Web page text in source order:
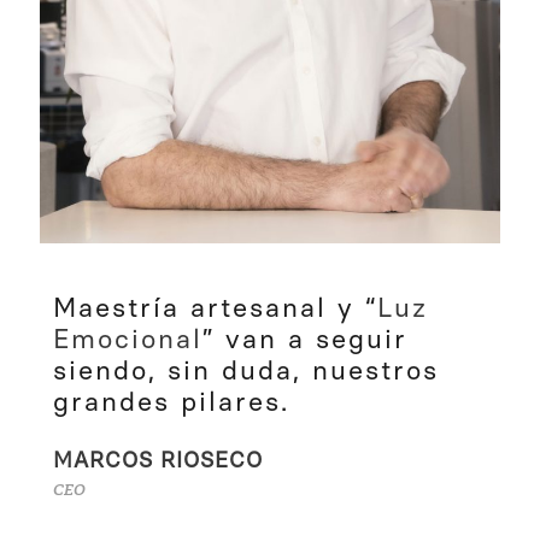
Maestría artesanal y “Luz
Emocional” van a seguir
siendo, sin duda, nuestros
grandes pilares.
MARCOS RIOSECO
CEO